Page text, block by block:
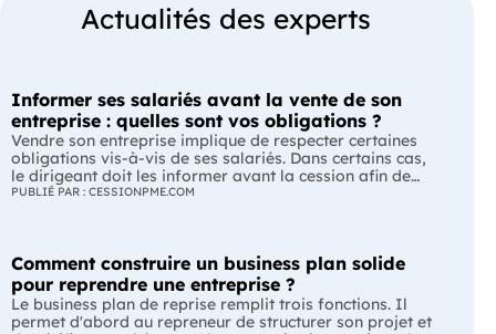
Actualités des experts
Informer ses salariés avant la vente de son
entreprise : quelles sont vos obligations ?
Vendre son entreprise implique de respecter certaines
obligations vis-à-vis de ses salariés. Dans certains cas,
le dirigeant doit les informer avant la cession afin de
leur permettre, s'ils le souhaitent, de présenter une offre
L'essentiel Les entreprises de moins de 250 salariés sont
soumises, dans certains cas, à une obligation
d'information préalable des salariés. Cette obligation
concerne la vente d'un fonds de commerce ou la cession
PUBLIÉ PAR : CESSIONPME.COM
Comment construire un business plan solide
pour reprendre une entreprise ?
Le business plan de reprise remplit trois fonctions. Il
permet d'abord au repreneur de structurer son projet et